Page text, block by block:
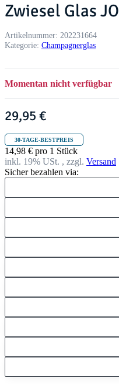
Zwiesel Glas
Artikelnummer: 202231664
Kategorie: Champagnerglas
Momentan nicht verfügbar
29,95 €
30-TAGE-BESTPREIS
14,98 € pro 1 Stück
inkl. 19% USt. , zzgl. Versand
Sicher bezahlen via: